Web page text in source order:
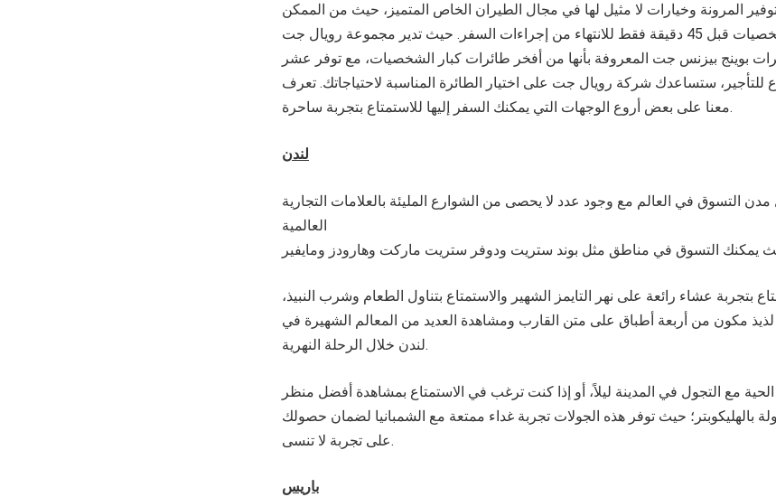
المرونة وخيارات لا مثيل لها في مجال الطيران الخاص المتميز، حيث من الممكن
الوصول إلى صالة كبار الشخصيات قبل 45 دقيقة فقط للانتهاء من إجراءات السفر. حيث تدير مجموعة رويال جت
بوينج بيزنس جت المعروفة بأنها من أفخر طائرات كبار الشخصيات، مع توفر عشر
للتأجير، ستساعدك شركة رويال جت على اختيار الطائرة المناسبة لاحتياجاتك. تعرف
معنا على بعض أروع الوجهات التي يمكنك السفر إليها للاستمتاع بتجربة ساحرة.
لندن
التسوق في العالم مع وجود عدد لا يحصى من الشوارع المليئة بالعلامات التجارية
العالمية
بتجربة عشاء رائعة على نهر التايمز الشهير والاستمتاع بتناول الطعام وشرب النبيذ،
مكون من أربعة أطباق على متن القارب ومشاهدة العديد من المعالم الشهيرة في
لندن خلال الرحلة النهرية.
مع التجول في المدينة ليلاً، أو إذا كنت ترغب في الاستمتاع بمشاهدة أفضل منظر
بالهليكوبتر؛ حيث توفر هذه الجولات تجربة غداء ممتعة مع الشمبانيا لضمان حصولك
على تجربة لا تنسى.
باريس